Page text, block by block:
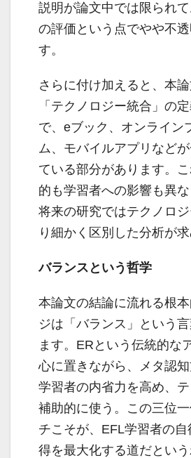
説明が論文中では限られ
の評価という点でやや不
す。
さらに付け加えると、本
「テクノロジー統合」の
で、eブック、オンライン
ム、モバイルアプリなど
ている部分があります。
的も学習者への影響も異な
将来の研究ではテクノロ
り細かく区別した分析が求
バランスという哲学
本論文の結論に流れる根
ジは「バランス」という
ます。ERという伝統的な
心に置きながら、メタ認
学習者の内省力を高め、
補助的に使う。この三位
チこそが、EFL学習者の
得を最大化する道だという